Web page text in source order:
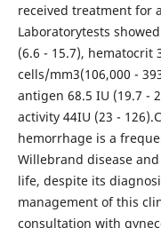
received treatment for
Laboratorytests
(6.6 - 15.7), hematocrit
cells/mm3(106,000 -
antigen 68.5 IU (19.7 -
activity 44IU (23 -
hemorrhage is a
Willebrand disease
life, despite its
management of this
consultation with